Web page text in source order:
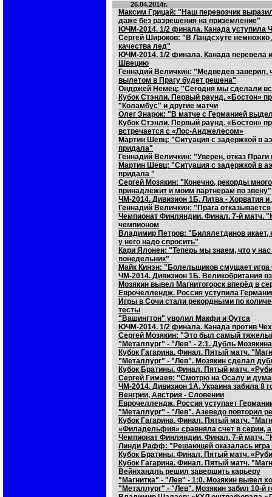
26.04.2014г.
Максим Грицай: "Наш перевозчик
даже без разрешения на приземление"
ЮЧМ-2014. 1/2 финала. Канада
Сергей Широков: "В Ландсхуте
качества лед"
ЮЧМ-2014. 1/2 финала. Канада перевела
Швецию
Геннадий Величкин: "Медведев
вылетом в Прагу будет решена"
Ондржей Немец: "Сегодня мы сделали
Кубок Стэнли. Первый раунд. «Бостон»
"Коламбус" и другие матчи
Олег Знарок: "В матче с Германией
Кубок Стэнли. Первый раунд. «Бостон»
встречается с «Лос-Анджелесом»
Мартин Шевц: "Ситуация с задержкой в
придала"
Геннадий Величкин: "Уверен, отказ
Мартин Шевц: "Ситуация с задержкой в
придала "
Сергей Мозякин: "Конечно, рекорды
принадлежит и моим партнерам по звену"
ЧМ-2014. Дивизион 1Б. Литва - Хорватия и
Геннадий Величкин: "Прага
Чемпионат Финляндии. Финал. 7-й матч.
чемпионом
Владимир Петров: "Билялетдинов икает,
у него надо спросить"
Кари Ялонен: "Теперь мы знаем, что у
понедельник"
Майк Кинэн: "Болельщиков смущает
ЧМ-2014. Дивизион 1Б. Великобритания
Мозякин вывел Магнитогорск вперёд в
Еврочеллендж. Россия уступила
Игры в Сочи стали рекордными по
тесты
"Вашингтон" уволил Макфи и Оутса
ЮЧМ-2014. 1/2 финала. Канада против
Сергей Мозякин: "Это был самый
"Металлург" - "Лев" - 2:1. Дубль
Кубок Гагарина. Финал. Пятый матч.
"Металлург" - "Лев". Мозякин сделал
Кубок Братины. Финал. Пятый матч.
Сергей Гимаев: "Смотрю на Осалу и
ЧМ-2014. Дивизион 1А. Украина забила 8
Венгрии, Австрия - Словении
Еврочеллендж. Россия уступает
"Металлург" - "Лев". Азеведо повторил
Кубок Гагарина. Финал. Пятый матч.
«Филадельфия» сравняла счет в серии,
Чемпионат Финляндии. Финал. 7-й матч.
Линди Рафф: "Решающей оказалась игра
Кубок Братины. Финал. Пятый матч.
Кубок Гагарина. Финал. Пятый матч.
Вейнхандль решил завершить карьеру
"Магнитка" - "Лев" - 1:0. Мозякин вывел
"Металлург" - "Лев". Мозякин забил 10-й